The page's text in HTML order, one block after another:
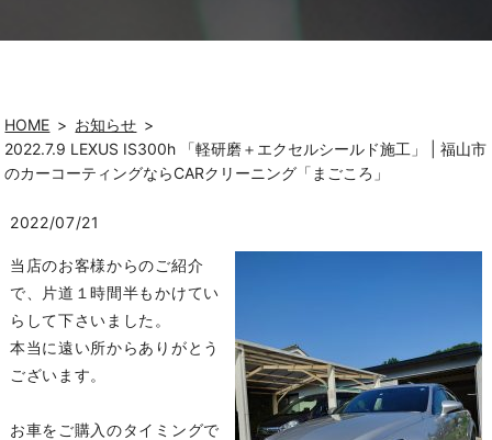
HOME
お知らせ
2022.7.9 LEXUS IS300h 「軽研磨＋エクセルシールド施工」 | 福山市
のカーコーティングならCARクリーニング「まごころ」
2022/07/21
当店のお客様からのご紹介
で、片道１時間半もかけてい
らして下さいました。
本当に遠い所からありがとう
ございます。
お車をご購入のタイミングで